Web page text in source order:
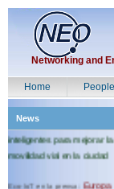
Networking and
Home People
News
para mejorar y optimizar la
seguridad en la ciudad
Fundación Descubre:
Predicciones sobre
inteligentes para mejorar la
movilidad vial en la ciudad
ABC,